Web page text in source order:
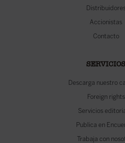
Accionistas
Contacto
SERVICIOS
Descarga nuestro
Foreign rights
Servicios
Publica en
Trabaja con